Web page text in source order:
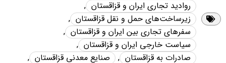
روادید تجاری ایران و قزاقستان ,
زیرساخت‌های حمل و نقل قزاقستان ,
سفرهای تجاری بین ایران و قزاقستان ,
سیاست خارجی ایران و قزاقستان ,
صادرات به قزاقستان , صنایع معدنی قزاقستان ,